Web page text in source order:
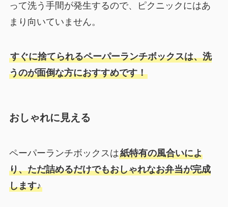
って洗う手間が発生するので、ピクニックにはあ
まり向いていません。
すぐに捨てられるペーパーランチボックスは、洗
うのが面倒な方におすすめです！
おしゃれに見える
ペーパーランチボックスは紙特有の風合いによ
り、ただ詰めるだけでもおしゃれなお弁当が完成
します♪